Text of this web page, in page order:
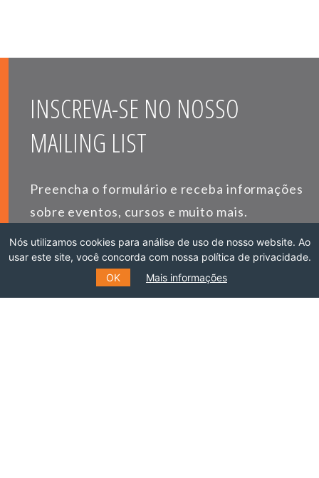
INSCREVA-SE NO NOSSO
MAILING LIST
Preencha o formulário e receba informações
sobre eventos, cursos e muito mais.
E-MAIL *
Nós utilizamos cookies para análise de uso de nosso website. Ao
usar este site, você concorda com nossa política de privacidade.
OK
Mais informações